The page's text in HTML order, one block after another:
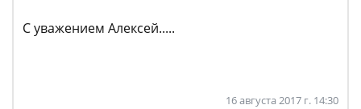
С уважением Алексей.....
16 августа 2017 г. 14:30